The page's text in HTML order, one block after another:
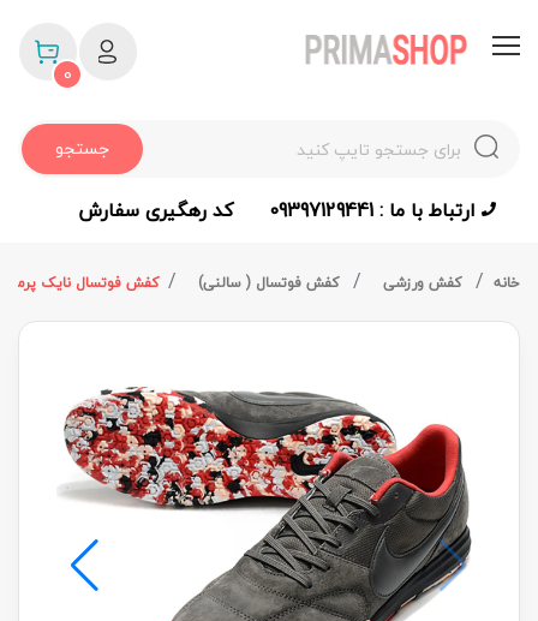
جستجو
0
ارتباط با ما : 09397129441 کد رهگیری سفارش
خانه کفش ورزشی کفش فوتسال ( سالنی) کفش فوتسال نایک پرمیر2 سالا آی سی طوسی (کپی درجه یک)